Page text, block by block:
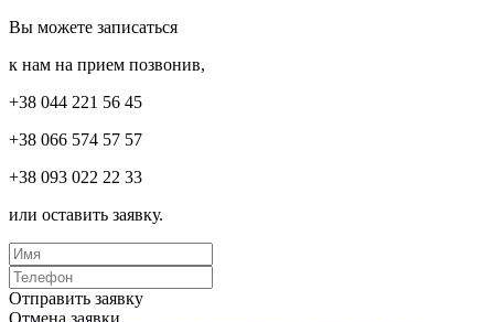
Вы можете записаться
к нам на прием позвонив,
+38 044 221 56 45
+38 066 574 57 57
+38 093 022 22 33
или оставить заявку.
Отправить заявку
Отмена заявки